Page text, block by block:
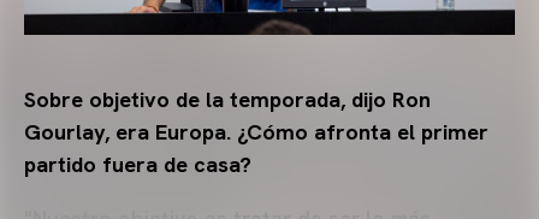
Sobre objetivo de la temporada, dijo Ron
Gourlay, era Europa. ¿Cómo afronta el primer
partido fuera de casa?